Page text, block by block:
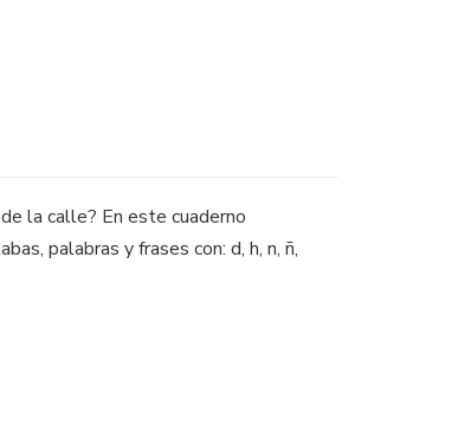
la calle? En este cuaderno
palabras y frases con: d, h, n, ñ,